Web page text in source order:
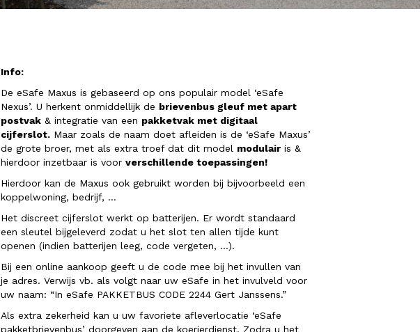
Info:
De eSafe Maxus is gebaseerd op ons populair model ‘eSafe
Nexus’. U herkent onmiddellijk de brievenbus gleuf met apart
postvak & integratie van een pakketvak met digitaal
cijferslot. Maar zoals de naam doet afleiden is de ‘eSafe Maxus’
de grote broer, met als extra troef dat dit model modulair is &
hierdoor inzetbaar is voor verschillende toepassingen!
Hierdoor kan de Maxus ook gebruikt worden bij bijvoorbeeld een
koppelwoning, bedrijf, …
Het discreet cijferslot werkt op batterijen. Er wordt standaard
een sleutel bijgeleverd zodat u het slot ten allen tijde kunt
openen (indien batterijen leeg, code vergeten, …).
Bij een online aankoop geeft u de code mee bij het invullen van
je adres. Verwijs vb. als volgt naar uw eSafe in het invulveld voor
uw naam: “In eSafe PAKKETBUS CODE 2244 Gert Janssens.”
Als extra zekerheid kan u uw favoriete afleverlocatie ‘eSafe
pakketbrievenbus’ doorgeven aan de koerierdienst. Zodra u het